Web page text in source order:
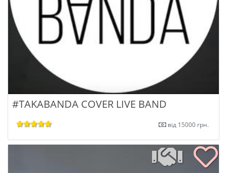
#TAKABANDA COVER LIVE BAND
від 15000 грн.